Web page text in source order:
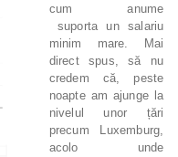
cum anume
suporta un salariu
minim mare. Mai
direct spus, să nu
credem că, peste
noapte am ajunge la
nivelul unor țări
precum Luxemburg,
acolo unde